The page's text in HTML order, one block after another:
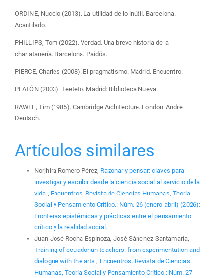
ORDINE, Nuccio (2013). La utilidad de lo inútil. Barcelona.
Acantilado.
PHILLIPS, Tom (2022). Verdad. Una breve historia de la
charlatanería. Barcelona. Paidós.
PIERCE, Charles (2008). El pragmatismo. Madrid. Encuentro.
PLATÓN (2003). Teeteto. Madrid: Biblioteca Nueva.
RAWLE, Tim (1985). Cambridge Architecture. London. Andre
Deutsch.
Artículos similares
Norjhira Romero Pérez, Razonar y pensar: claves para
investigar y escribir desde la ciencia social al servicio de la
vida , Encuentros. Revista de Ciencias Humanas, Teoría
Social y Pensamiento Crítico.: Núm. 26 (enero-abril) (2026):
Fronteras epistémicas y prácticas entre el pensamiento
crítico y la realidad social.
Juan José Rocha Espinoza, José Sánchez-Santamaría,
Training of ecuadorian teachers: from experimentation and
dialogue with the arts, Encuentros. Revista de Ciencias
Humanas, Teoría Social y Pensamiento Crítico.: Núm. 27